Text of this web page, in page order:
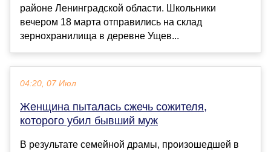
районе Ленинградской области. Школьники
вечером 18 марта отправились на склад
зернохранилища в деревне Ущев...
04:20, 07 Июл
Женщина пыталась сжечь сожителя,
которого убил бывший муж
В результате семейной драмы, произошедшей в